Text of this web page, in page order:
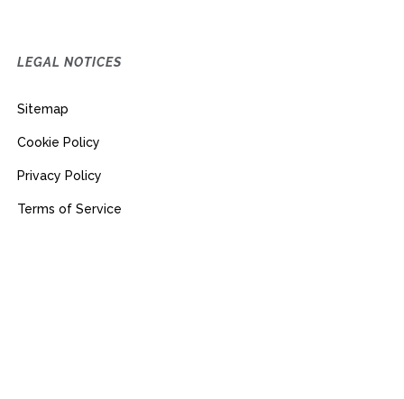
LEGAL NOTICES
Sitemap
Cookie Policy
Privacy Policy
Terms of Service